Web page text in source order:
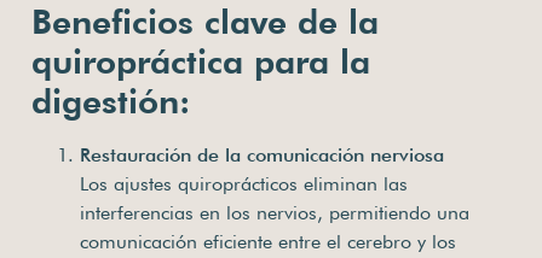
Beneficios clave de la
quiropráctica para la
digestión:
Restauración de la comunicación nerviosa
Los ajustes quiroprácticos eliminan las
interferencias en los nervios, permitiendo una
comunicación eficiente entre el cerebro y los